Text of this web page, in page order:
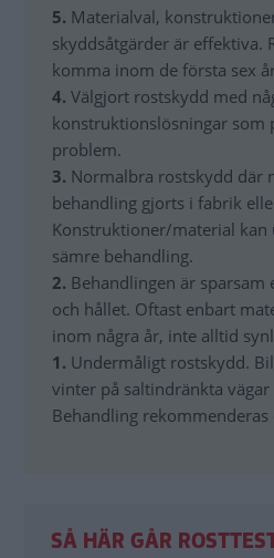
5. Materialval,
skyddsåtgärder är effektiva.
komma inom de första sex
4. Välgjort rostskydd med
konstruktionslösningar som
problem.
3. Normalbra rostskydd där
behandling gjorts i fabrik
Konstruktioner/material kan
sämre behandling.
2. Behandlingen är sparsam
och hållet. Oftast enbart
inom några år, inte alltid
1. Undermåligt rostskydd.
vinter på saltindränkta
Behandling rekommenderas
SÅ HÄR GÅR